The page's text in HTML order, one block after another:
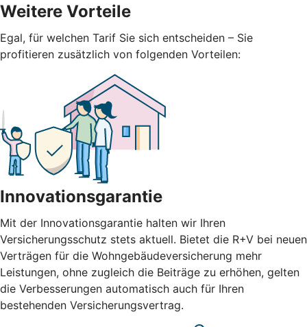
Weitere Vorteile
Egal, für welchen Tarif Sie sich entscheiden – Sie
profitieren zusätzlich von folgenden Vorteilen:
Innovationsgarantie
Mit der Innovationsgarantie halten wir Ihren
Versicherungsschutz stets aktuell. Bietet die R+V bei neuen
Verträgen für die Wohngebäudeversicherung mehr
Leistungen, ohne zugleich die Beiträge zu erhöhen, gelten
die Verbesserungen automatisch auch für Ihren
bestehenden Versicherungsvertrag.